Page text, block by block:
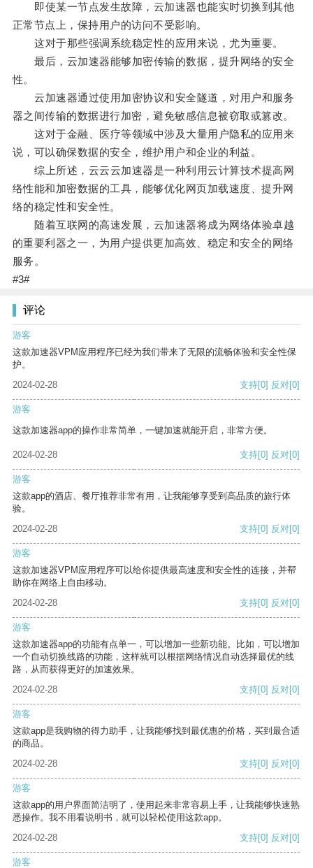
即使某一节点发生故障，云加速器也能实时切换到其他
正常节点上，保持用户的访问不受影响。
这对于那些强调系统稳定性的应用来说，尤为重要。
最后，云加速器能够加密传输的数据，提升网络的安全
性。
云加速器通过使用加密协议和安全隧道，对用户和服务
器之间传输的数据进行加密，避免敏感信息被窃取或篡改。
这对于金融、医疗等领域中涉及大量用户隐私的应用来
说，可以确保数据的安全，维护用户和企业的利益。
综上所述，云云云加速器是一种利用云计算技术提高网
络性能和加密数据的工具，能够优化网页加载速度、提升网
络的稳定性和安全性。
随着互联网的高速发展，云加速器将成为网络体验卓越
的重要利器之一，为用户提供更加高效、稳定和安全的网络
服务。
#3#
评论
游客
这款加速器VPM应用程序已经为我们带来了无限的流畅体验和安全性保
护。
2024-02-28
支持[0] 反对[0]
游客
这款加速器app的操作非常简单，一键加速就能开启，非常方便。
2024-02-28 支持[0] 反对[0]
游客
这款app的酒店、餐厅推荐非常有用，让我能够享受到高品质的旅行体
验。
2024-02-28
支持[0] 反对[0]
游客
这款加速器VPM应用程序可以给你提供最高速度和安全性的连接，并帮
助你在网络上自由移动。
2024-02-28
支持[0] 反对[0]
游客
这款加速器app的功能有点单一，可以增加一些新功能。比如，可以增加
一个自动切换线路的功能，这样就可以根据网络情况自动选择最优的线
路，从而获得更好的加速效果。
2024-02-28
支持[0] 反对[0]
游客
这款app是我购物的得力助手，让我能够找到最优惠的价格，买到最合适
的商品。
2024-02-28
支持[0] 反对[0]
游客
这款app的用户界面简洁明了，使用起来非常容易上手，让我能够快速熟
悉操作。我不用看说明书，就可以轻松使用这款app。
2024-02-28
支持[0] 反对[0]
游客